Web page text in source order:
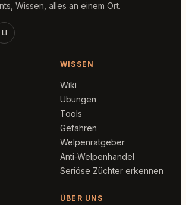
Wissen, alles an einem Ort.
LI
WISSEN
Wiki
Übungen
Tools
Gefahren
Welpenratgeber
Anti-Welpenhandel
Seriöse Züchter erkennen
ÜBER UNS